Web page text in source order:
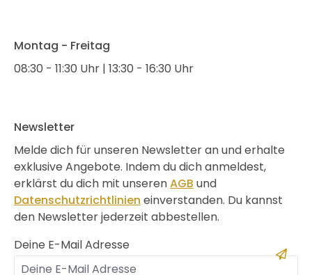
Montag - Freitag
08:30 - 11:30 Uhr | 13:30 - 16:30 Uhr
Newsletter
Melde dich für unseren Newsletter an und erhalte
exklusive Angebote. Indem du dich anmeldest,
erklärst du dich mit unserenAGB und
Datenschutzrichtlinien einverstanden. Du kannst
den Newsletter jederzeit abbestellen.
Deine E-Mail Adresse